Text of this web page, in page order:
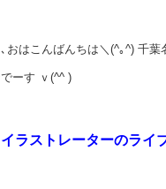
おはこんばんちは＼(^｡^) 千
ーす ｖ(^^ )
ストレーターのライ